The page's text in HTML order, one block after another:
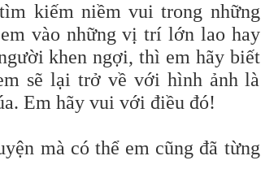
kiếm niềm vui trong những
vào những vị trí lớn lao hay
khen ngợi, thì em hãy biết
sẽ lại trở về với hình ảnh là
Em hãy vui với điều đó!
mà có thể em cũng đã từng